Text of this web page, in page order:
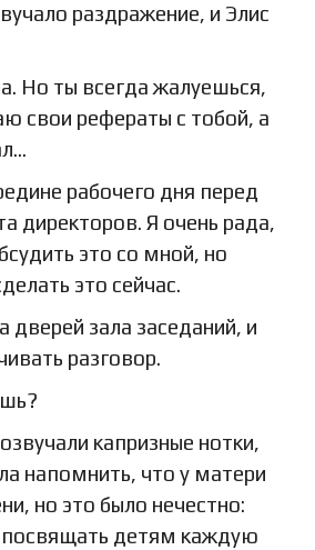
раздражение, и Элис
Но ты всегда жалуешься,
свои рефераты с тобой, а
рабочего дня перед
директоров. Я очень рада,
это со мной, но
это сейчас.
дверей зала заседаний, и
разговор.
капризные нотки,
напомнить, что у матери
но это было нечестно:
детям каждую